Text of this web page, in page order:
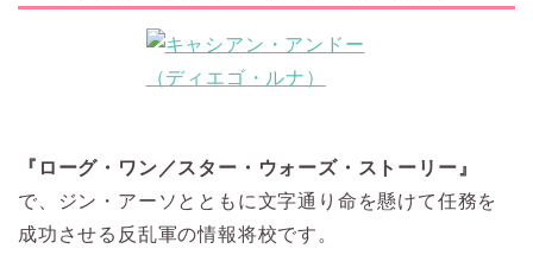
『ローグ・ワン／スター・ウォーズ・ストーリー』
で、ジン・アーソとともに文字通り命を懸けて任務を
成功させる反乱軍の情報将校です。